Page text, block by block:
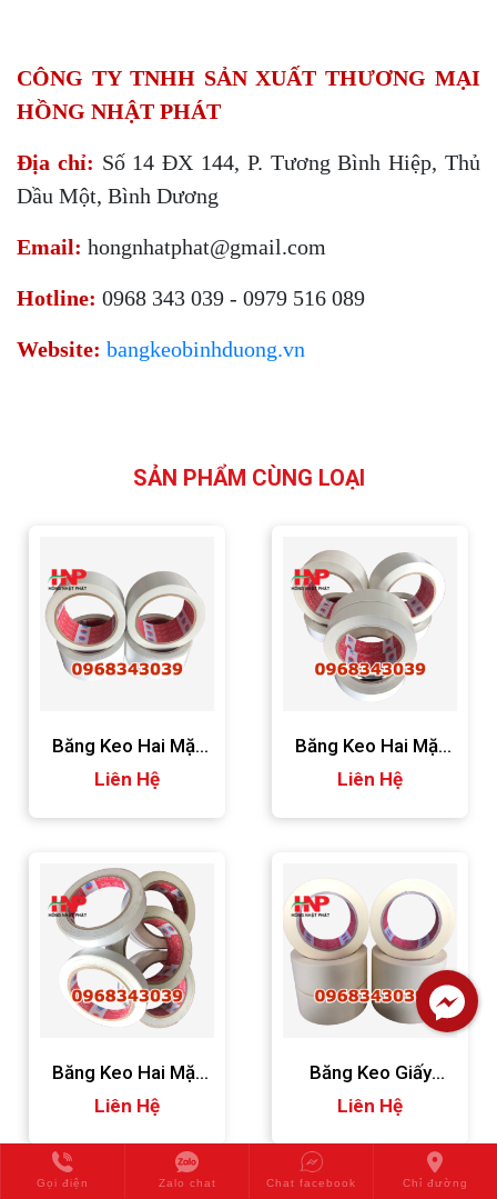
CÔNG TY TNHH SẢN XUẤT THƯƠNG MẠI
HỒNG NHẬT PHÁT
Địa chỉ: Số 14 ĐX 144, P. Tương Bình Hiệp, Thủ
Dầu Một, Bình Dương
Email: hongnhatphat@gmail.com
Hotline: 0968 343 039 - 0979 516 089
Website: bangkeobinhduong.vn
SẢN PHẨM CÙNG LOẠI
Băng Keo Hai Mặt
48mm
Liên Hệ
Băng Keo Hai Mặt
24mm
Liên Hệ
Băng Keo Hai Mặt
12mm
Liên Hệ
Băng Keo Giấy
48mm
Liên Hệ
Gọi điện Zalo chat Chat facebook Chỉ đường